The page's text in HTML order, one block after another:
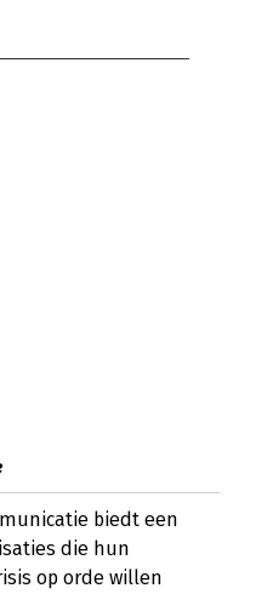
biedt een
die hun
op orde willen